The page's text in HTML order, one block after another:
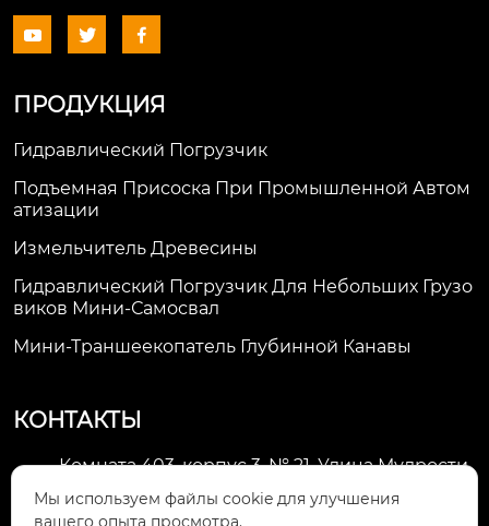
  
ПРОДУКЦИЯ
Гидравлический Погрузчик
Подъемная Присоска При Промышленной Автом
Атизации
Измельчитель Древесины
Гидравлический Погрузчик Для Небольших Грузо
Виков Мини-Самосвал
Мини-Траншеекопатель Глубинной Канавы
КОНТАКТЫ
Комната 403, корпус 3, № 21, Улица Мудрости,
Зона экономического развития Хуэйшань,
город Уси
Мы используем файлы cookie для улучшения
вашего опыта просмотра.